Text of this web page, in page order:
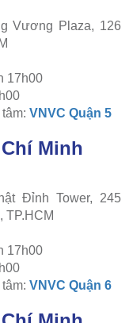
Vương Plaza, 126
17h00
VNVC Quận 5
Minh
Đỉnh Tower, 245
TP.HCM
17h00
VNVC Quận 6